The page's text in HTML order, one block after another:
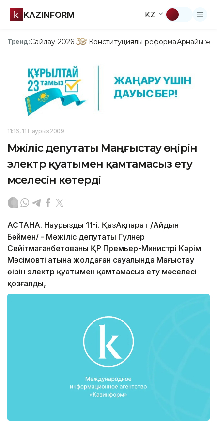
KAZINFORM KZ
Тренд:Сайлау-2026 Конституциялық реформаАрнайы
11:16, 11 Наурыз 2009
Мәжіліс депутаты Маңғыстау өңірін
электр қуатымен қамтамасыз ету
мәселесін көтерді
АСТАНА. Наурыздың 11-і. ҚазАқпарат /Айдын
Бәймен/ - Мәжіліс депутаты Гүлнәр
Сейітмағанбетованың ҚР Премьер-Министрі Кәрім
Мәсімовтің атына жолдаған сауалында Маңғыстау
өңірін электр қуатымен қамтамасыз ету мәселесі
қозғалды,